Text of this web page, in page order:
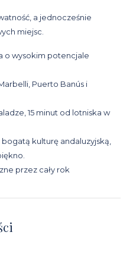
a jednocześnie
miejsc.
o wysokim potencjale
Puerto Banús i
15 minut od lotniska w
kulturę andaluzyjską,
przez cały rok